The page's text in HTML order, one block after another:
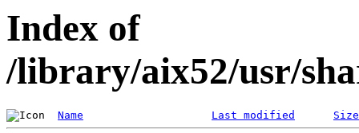
Index of
/library/aix52/usr/
Name Last modified Size